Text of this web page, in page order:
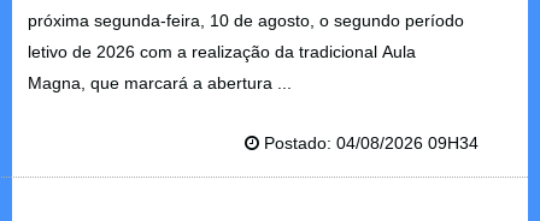
próxima segunda-feira, 10 de agosto, o segundo período
letivo de 2026 com a realização da tradicional Aula
Magna, que marcará a abertura ...
Postado: 04/08/2026 09H34